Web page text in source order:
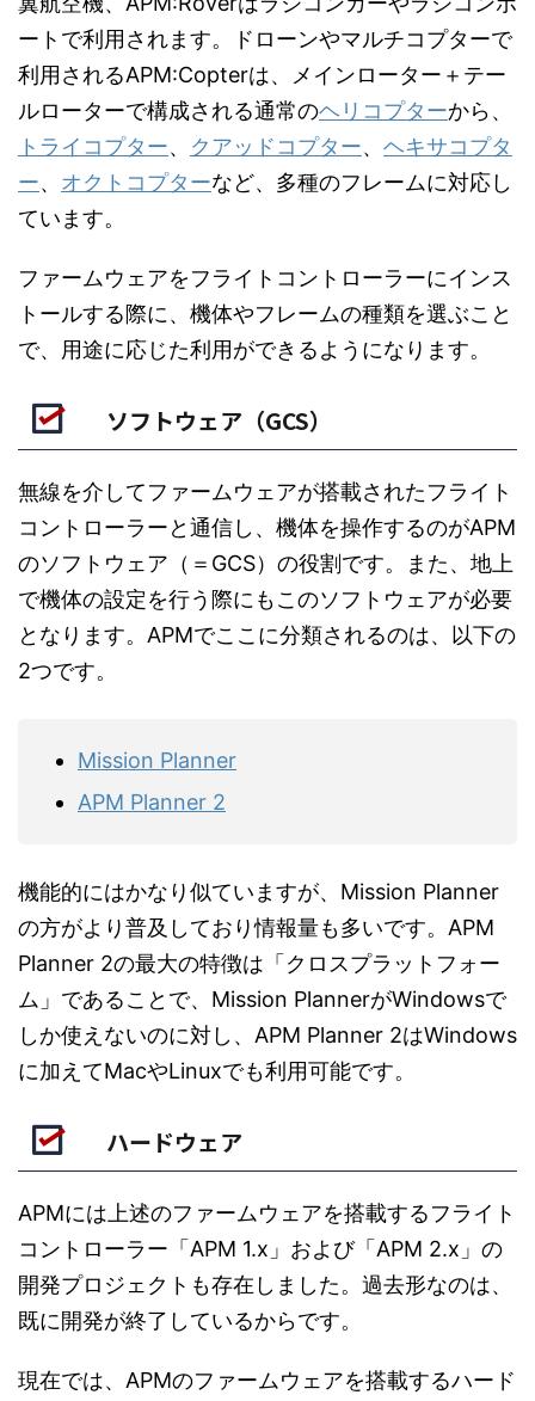
ートで利用されます。ドローンやマルチコプターで
利用されるAPM:Copterは、メインローター＋テー
ルローターで構成される通常のヘリコプターから、
トライコプター、 クアッドコプター、 ヘキサコプタ
ー、 オクトコプターなど、多種のフレームに対応し
ています。
ファームウェアをフライトコントローラーにインス
トールする際に、機体やフレームの種類を選ぶこと
で、用途に応じた利用ができるようになります。
ソフトウェア（GCS）
無線を介してファームウェアが搭載されたフライト
コントローラーと通信し、機体を操作するのがAPM
のソフトウェア（＝GCS）の役割です。また、地上
で機体の設定を行う際にもこのソフトウェアが必要
となります。APMでここに分類されるのは、以下の
2つです。
Mission Planner
APM Planner 2
機能的にはかなり似ていますが、Mission Planner
の方がより普及しており情報量も多いです。APM
Planner 2の最大の特徴は「クロスプラットフォー
ム」であることで、Mission PlannerがWindowsで
しか使えないのに対し、APM Planner 2はWindows
に加えてMacやLinuxでも利用可能です。
ハードウェア
APMには上述のファームウェアを搭載するフライト
コントローラー「APM 1.x」および「APM 2.x」の
開発プロジェクトも存在しました。過去形なのは、
既に開発が終了しているからです。
現在では、APMのファームウェアを搭載するハード